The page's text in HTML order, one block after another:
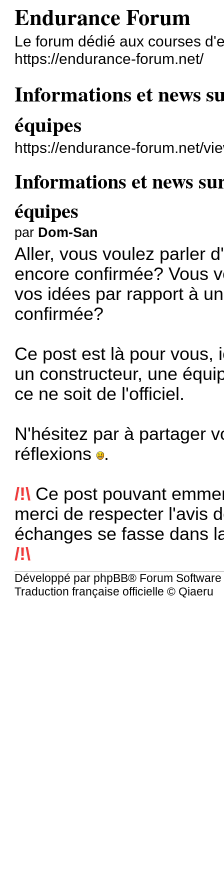
Endurance Forum
Le forum dédié aux courses
https://endurance-forum.net/
Informations et news
équipes
https://endurance-forum.net/
Informations et news
équipes
par Dom-San
Aller, vous voulez parler
encore confirmée? Vous
vos idées par rapport à
confirmée?
Ce post est là pour vous,
un constructeur, une
ce ne soit de l'officiel.
N'hésitez par à partager
réflexions .
/!\ Ce post pouvant
merci de respecter l'avis
échanges se fasse dans
/!\
Développé par phpBB® Forum
Traduction française officielle © Qiaeru